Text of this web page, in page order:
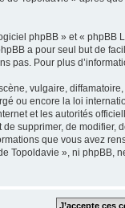
phpBB » et «
a pour seul but de
pas. Pour plus
vulgaire,
ou encore la loi
et les autorités
supprimer, de
que vous avez
Topoldavie », ni